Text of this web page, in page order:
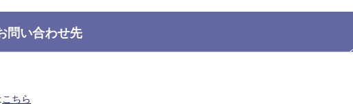
問い合わせ先
こちら